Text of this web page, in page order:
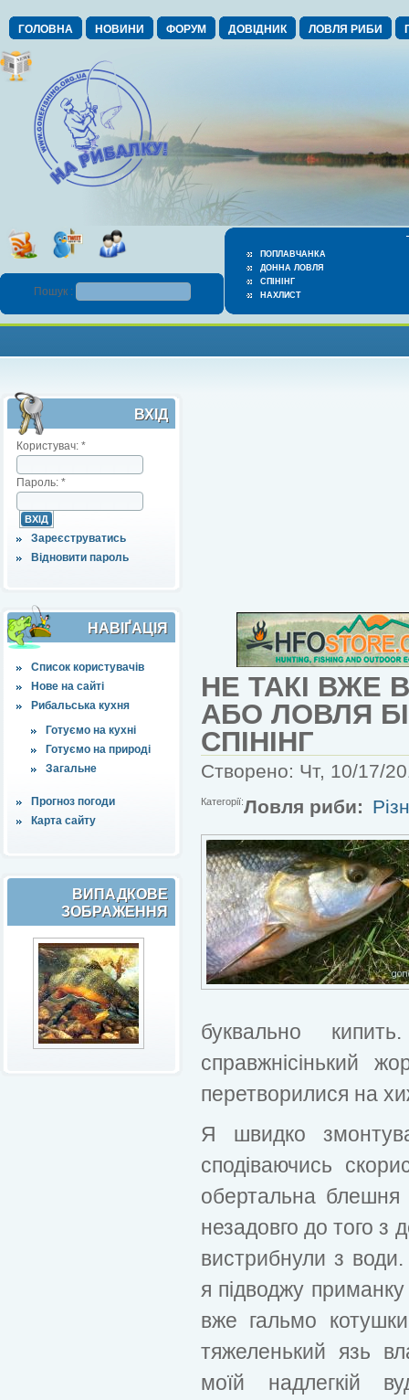
ГОЛОВНА НОВИНИ ФОРУМ ДОВІДНИК ЛОВЛЯ РИБИ
ПОПЛАВЧАНКА
ДОННА ЛОВЛЯ
СПІНІНГ
НАХЛИСТ
Пошук :
ВХІД
Користувач: *
Пароль: *
Зареєструватись
Відновити пароль
НАВІҐАЦІЯ
Список користувачів
Нове на сайті
Рибальська кухня
Готуємо на кухні
Готуємо на природі
Загальне
Прогноз погоди
Карта сайту
ВИПАДКОВЕ
ЗОБРАЖЕННЯ
НЕ ТАКІ ВЖЕ
АБО ЛОВЛЯ
СПІНІНГ
Створено: Чт, 10/17/
Категорії:Ловля риби:
буквально
справжнісінький
перетворилися на
Я швидко
сподіваючись
обертальна
незадовго до того з
вистрибнули з
я підводжу
вже гальмо
тяжеленький язь
моїй надлегкій